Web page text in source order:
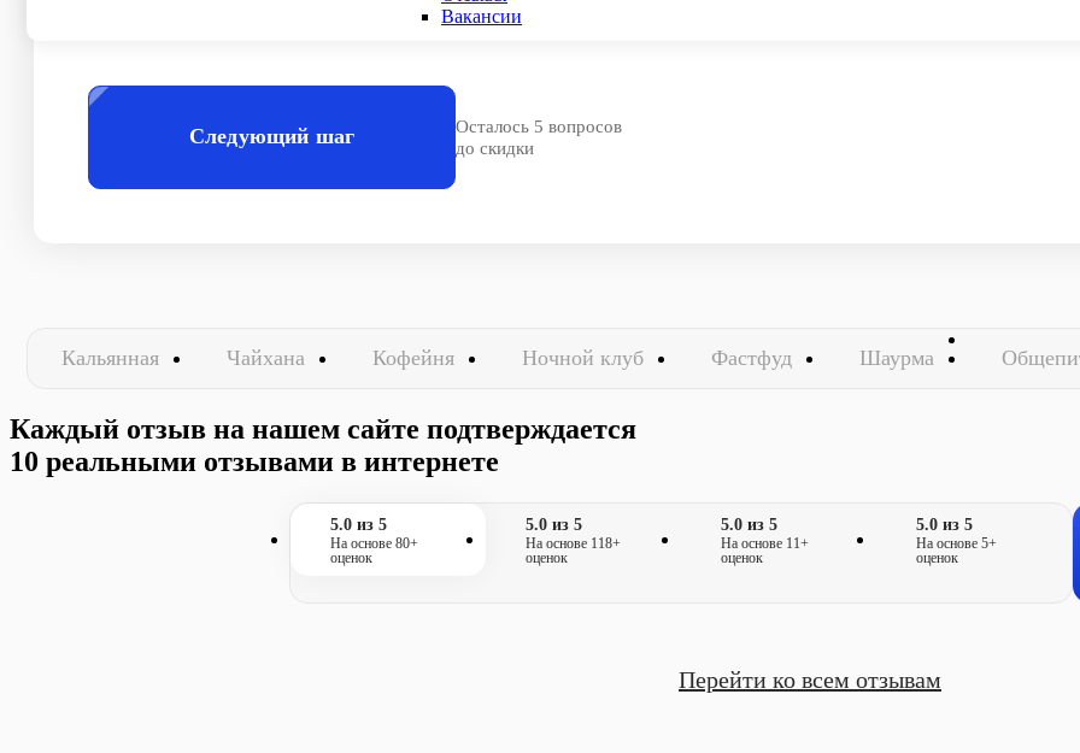
Вакансии
Следующий шаг
Осталось 5 вопросов
до скидки
Кальянная Чайхана Кофейня Ночной клуб Фастфуд Шаурма
Каждый отзыв на нашем сайте подтверждается
10 реальными отзывами в интернете
5.0 из 5
На основе 80+
оценок
5.0 из 5
На основе 118+
оценок
5.0 из 5
На основе 11+
оценок
5.0 из 5
На основе 5+
оценок
Перейти ко всем отзывам